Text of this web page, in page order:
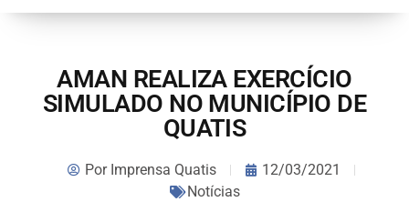
AMAN REALIZA EXERCÍCIO
SIMULADO NO MUNICÍPIO DE
QUATIS
PorImprensa Quatis
12/03/2021
Notícias